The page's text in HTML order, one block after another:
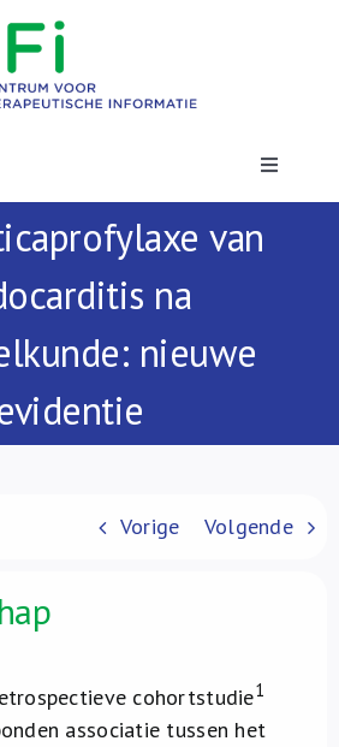
Toggle
van
na
nieuwe
Vorige Volgende
cohortstudie1
associatie tussen het